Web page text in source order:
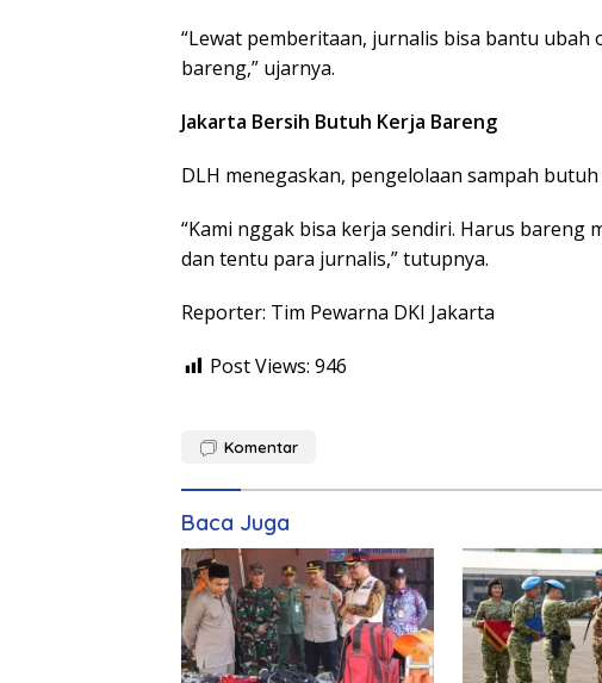
“Lewat pemberitaan, jurnalis bisa bantu
bareng,” ujarnya.
Jakarta Bersih Butuh Kerja Bareng
DLH menegaskan, pengelolaan sampah
“Kami nggak bisa kerja sendiri. Harus bareng
dan tentu para jurnalis,” tutupnya.
Reporter: Tim Pewarna DKI Jakarta
Post Views: 946
Komentar
Baca Juga